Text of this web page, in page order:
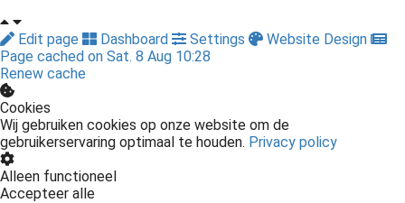
Edit page Dashboard Settings
Website Design
Page cached on Sat. 8 Aug 10:28
Renew cache
Cookies
Wij gebruiken cookies op onze website om de
gebruikerservaring optimaal te houden. Privacy policy
Alleen functioneel
Accepteer alle